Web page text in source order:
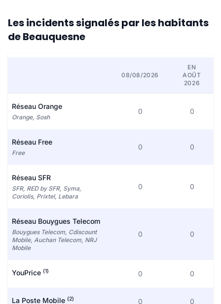
Les incidents signalés par les habitants
de Beauquesne
08/08/2026
EN
AOÛT
2026
Réseau Orange
Orange, Sosh
0 0
Réseau Free
Free
0 0
Réseau SFR
SFR, RED by SFR, Syma,
Coriolis, Prixtel, Lebara
0 0
Réseau Bouygues Telecom
Bouygues Telecom, Cdiscount
Mobile, Auchan Telecom, NRJ
Mobile
0 0
YouPrice (1) 0 0
La Poste Mobile (2) 0 0